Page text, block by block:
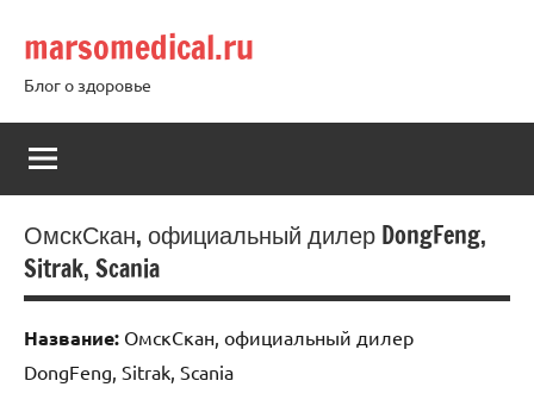
содержимому
marsomedical.ru
Блог о здоровье
ОмскСкан, официальный дилер DongFeng,
Sitrak, Scania
Название: ОмскСкан, официальный дилер
DongFeng, Sitrak, Scania